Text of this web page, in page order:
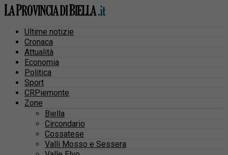
Ultime notizie
Cronaca
Attualità
Economia
Politica
Sport
CRPiemonte
Zone
Biella
Circondario
Cossatese
Valli Mosso e Sessera